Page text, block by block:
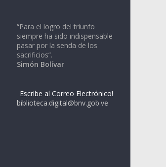
“Para el logro del triunfo
siempre ha sido indispensable
pasar por la senda de los
sacrificios”.
Simón Bolívar
Escribe al Correo Electrónico!
biblioteca.digital@bnv.gob.ve